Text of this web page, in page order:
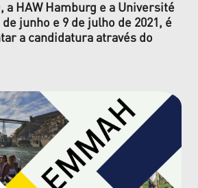
a HAW Hamburg e a Université
junho e 9 de julho de 2021, é
a candidatura através do